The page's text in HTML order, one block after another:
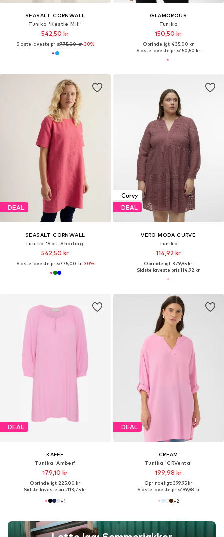
SEASALT CORNWALL
Tunika 'Kestle Mill'
542,50 kr
Sidste laveste pris:775,00 kr-30%
GLAMOROUS
Tunika
150,50 kr
Oprindeligt: 435,00 kr
Sidste laveste pris:150,50 kr
DEAL
SEASALT CORNWALL
Tunika 'Soft Shading'
542,50 kr
Sidste laveste pris:775,00 kr-30%
Curvy
DEAL
VERO MODA CURVE
Tunika
114,92 kr
Oprindeligt: 379,95 kr
Sidste laveste pris:114,92 kr
DEAL
KAFFE
Tunika 'Amber'
179,10 kr
Oprindeligt: 225,00 kr
Sidste laveste pris:113,75 kr
+1
DEAL
CREAM
Tunika 'CRVenta'
199,98 kr
Oprindeligt: 399,95 kr
Sidste laveste pris:199,98 kr
+2